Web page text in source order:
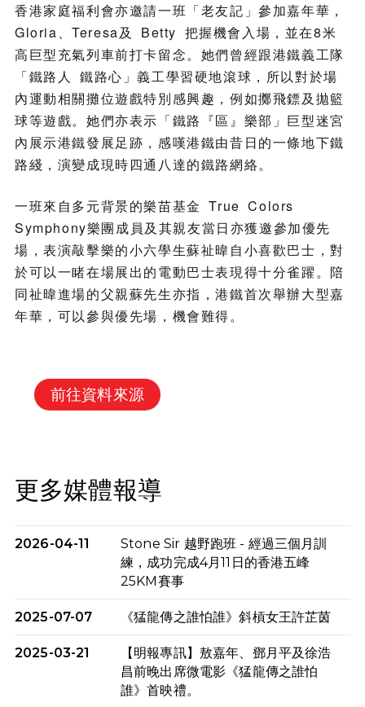
香港家庭福利會亦邀請一班「老友記」參加嘉年華，
Gloria、Teresa及 Betty 把握機會入場，並在8米
高巨型充氣列車前打卡留念。她們曾經跟港鐵義工隊
「鐵路人 鐵路心」義工學習硬地滾球，所以對於場
內運動相關攤位遊戲特別感興趣，例如擲飛鏢及拋籃
球等遊戲。她們亦表示「鐵路『區』樂部」巨型迷宮
內展示港鐵發展足跡，感嘆港鐵由昔日的一條地下鐵
路綫，演變成現時四通八達的鐵路網絡。
一班來自多元背景的樂苗基金 True Colors
Symphony樂團成員及其親友當日亦獲邀參加優先
場，表演敲擊樂的小六學生蘇祉暐自小喜歡巴士，對
於可以一睹在場展出的電動巴士表現得十分雀躍。陪
同祉暐進場的父親蘇先生亦指，港鐵首次舉辦大型嘉
年華，可以參與優先場，機會難得。
前往資料來源
更多媒體報導
2026-04-11
Stone Sir 越野跑班 - 經過三個月訓
練，成功完成4月11日的香港五峰
25KM賽事
2025-07-07 《猛龍傳之誰怕誰》斜槓女王許芷茵
2025-03-21
【明報專訊】敖嘉年、鄧月平及徐浩
昌前晚出席微電影《猛龍傳之誰怕
誰》首映禮。